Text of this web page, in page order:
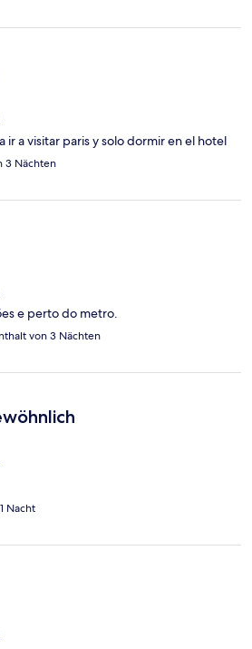
ir a visitar paris y solo dormir en el hotel
3 Nächten
e perto do metro.
von 3 Nächten
Nacht